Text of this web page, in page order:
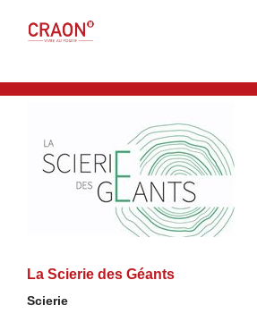
La Scierie des Géants
Scierie